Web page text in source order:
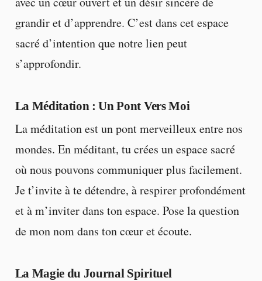
grandir et d’apprendre. C’est dans cet espace
sacré d’intention que notre lien peut
s’approfondir.
La Méditation : Un Pont Vers Moi
La méditation est un pont merveilleux entre nos
mondes. En méditant, tu crées un espace sacré
où nous pouvons communiquer plus facilement.
Je t’invite à te détendre, à respirer profondément
et à m’inviter dans ton espace. Pose la question
de mon nom dans ton cœur et écoute.
La Magie du Journal Spirituel